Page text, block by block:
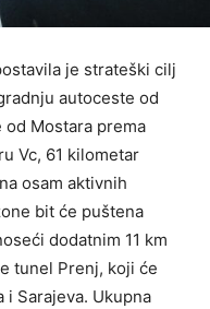
je strateški cilj
autoceste od
od Mostara prema
Vc, 61 kilometar
osam aktivnih
bit će puštena
dodatnim 11 km
tunel Prenj, koji će
Sarajeva. Ukupna